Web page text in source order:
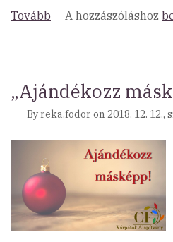
Tovább (Megjelent
Europe
Decemberi
hírlevele)
A hozzászóláshoz
„Ajándékozz
By reka.fodor on 2018. 12. 12.,